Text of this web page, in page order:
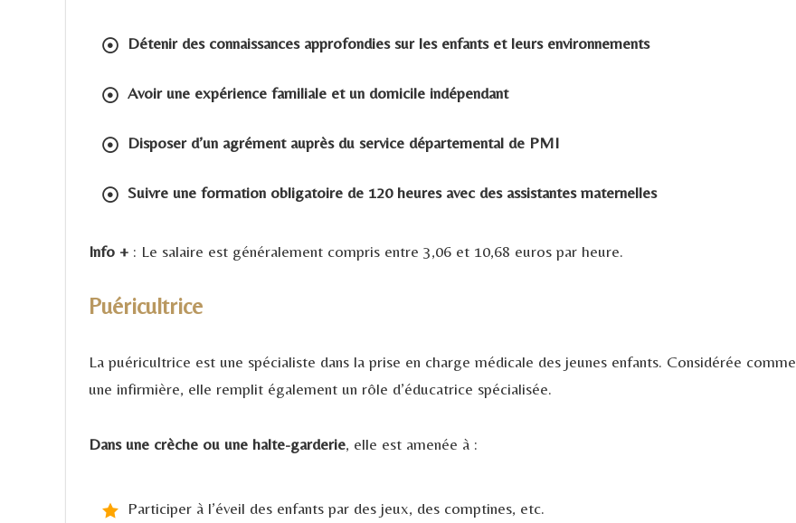
Détenir des connaissances approfondies sur les enfants et leurs environnements
Avoir une expérience familiale et un domicile indépendant
Disposer d’un agrément auprès du service départemental de PMI
Suivre une formation obligatoire de 120 heures avec des assistantes maternelles
Info + : Le salaire est généralement compris entre 3,06 et 10,68 euros par heure.
Puéricultrice
La puéricultrice est une spécialiste dans la prise en charge médicale des jeunes enfants. Considérée comme
une infirmière, elle remplit également un rôle d’éducatrice spécialisée.
Dans une crèche ou une halte-garderie, elle est amenée à :
Participer à l’éveil des enfants par des jeux, des comptines, etc.